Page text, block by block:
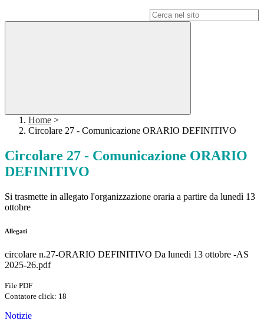
Home >
Circolare 27 - Comunicazione ORARIO DEFINITIVO
Circolare 27 - Comunicazione ORARIO
DEFINITIVO
Si trasmette in allegato l'organizzazione oraria a partire da lunedì 13
ottobre
Allegati
circolare n.27-ORARIO DEFINITIVO Da lunedi 13 ottobre -AS
2025-26.pdf
File PDF
Contatore click: 18
Notizie